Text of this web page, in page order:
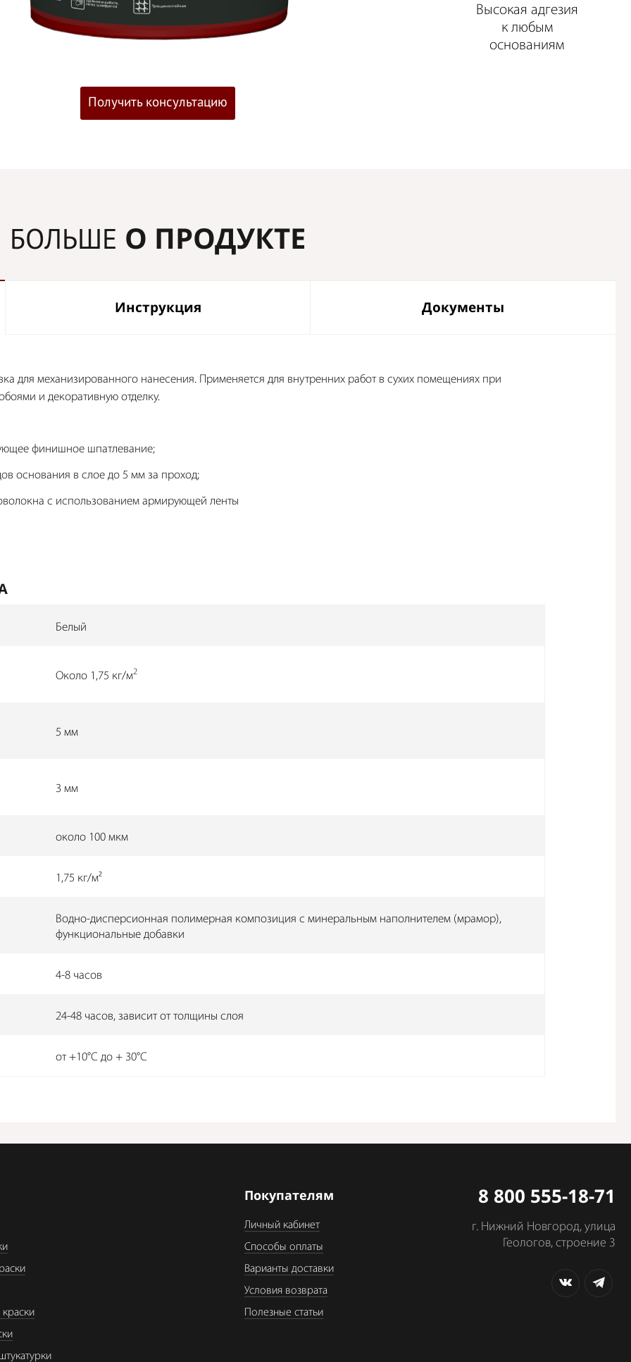
Получить консультацию
Высокая адгезия
к любым
основаниям
БОЛЬШЕ О ПРОДУКТЕ
Инструкция Документы
для механизированного нанесения. Применяется для внутренних работ в сухих помещениях при
и декоративную отделку.
финишное шпатлевание;
основания в слое до 5 мм за проход;
с использованием армирующей ленты
Белый
Около 1,75 кг/м2
5 мм
3 мм
около 100 мкм
1,75 кг/м²
Водно-дисперсионная полимерная композиция с минеральным наполнителем (мрамор),
функциональные добавки
4-8 часов
24-48 часов, зависит от толщины слоя
от +10°C до + 30°C
Покупателям
Личный кабинет
Способы оплаты
Варианты доставки
Условия возврата
Полезные статьи
8 800 555-18-71
г. Нижний Новгород, улица
Геологов, строение 3